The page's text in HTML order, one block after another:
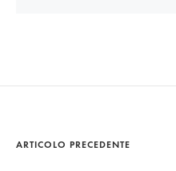
ARTICOLO PRECEDENTE